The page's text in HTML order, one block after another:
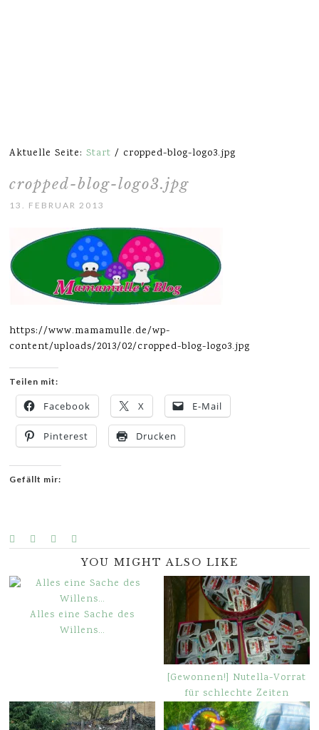
Aktuelle Seite:Start / cropped-blog-logo3.jpg
cropped-blog-logo3.jpg
13. FEBRUAR 2013
https://www.mamamulle.de/wp-
content/uploads/2013/02/cropped-blog-logo3.jpg
Teilen mit:
Facebook X E-Mail
Pinterest Drucken
Gefällt mir:
YOU MIGHT ALSO LIKE
Alles eine Sache des
Willens…
[Gewonnen!] Nutella-Vorrat
für schlechte Zeiten